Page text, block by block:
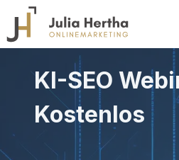
Inhalt
springen
KI-SEO
Kostenlos